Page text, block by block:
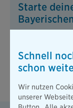
Starte
Bayerischen
Innendienst.
Schnell
schon
Wir nutzen
unserer